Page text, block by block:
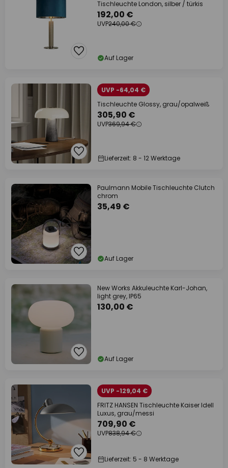
Tischleuchte London, silber / türkis
192,00 €
UVP240,00 €
Auf Lager
UVP -64,04 €
Tischleuchte Glossy, grau/opalweiß
305,90 €
UVP369,94 €
Lieferzeit: 8 - 12 Werktage
Paulmann Mobile Tischleuchte Clutch
chrom
35,49 €
Auf Lager
New Works Akkuleuchte Karl-Johan,
light grey, IP65
130,00 €
Auf Lager
UVP -129,04 €
FRITZ HANSEN Tischleuchte Kaiser Idell
Luxus, grau/messi
709,90 €
UVP838,94 €
Lieferzeit: 5 - 8 Werktage